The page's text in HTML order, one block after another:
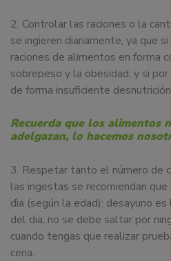
eventos.
2. Controlar las raciones o la
se ingieren diariamente, ya que
raciones de alimentos en forma
sobrepeso y la obesidad, y si
de forma insuficiente
Recuerda que los alimentos
adelgazan, lo hacemos
3. Respetar tanto el número de
las ingestas se recomiendan
dìa (según la edad): desayuno
del dia, no se debe saltar por
cuando tengas que realizar
cena.